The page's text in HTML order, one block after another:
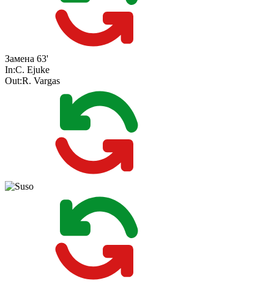
Замена 63'
In:C. Ejuke
Out:R. Vargas